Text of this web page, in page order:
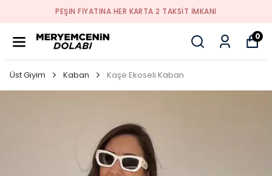
PEŞİN FİYATINA HER KARTA 2 TAKSİT İMKANI
0
Üst Giyim Kaban Kaşe Ekoseli Kaban